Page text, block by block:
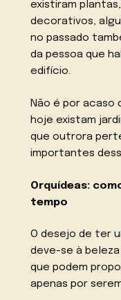
existiram
decorativos,
no passado
da pessoa que
edifício.
Não é por acaso
hoje existam
que outrora
importantes
Orquídeas:
tempo
O desejo de ter
deve-se à
que podem
apenas por